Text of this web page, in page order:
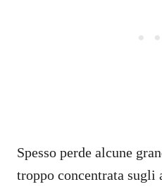
Spesso perde alcune
troppo concentrata sugli